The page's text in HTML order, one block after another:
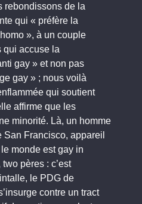
rebondissons de la
qui « préfère la
», à un couple
qui accuse la
gay » et non pas
gay » ; nous voilà
qui soutient
affirme que les
minorité. Là, un homme
Francisco, appareil
monde est gay in
pères : c’est
le PDG de
contre un tract